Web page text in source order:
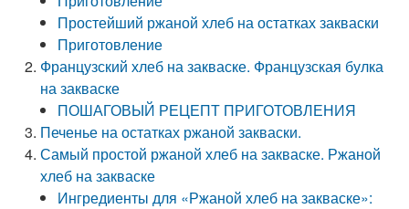
Простейший ржаной хлеб на остатках закваски
Приготовление
Французский хлеб на закваске. Французская булка
на закваске
ПОШАГОВЫЙ РЕЦЕПТ ПРИГОТОВЛЕНИЯ
Печенье на остатках ржаной закваски.
Самый простой ржаной хлеб на закваске. Ржаной
хлеб на закваске
Ингредиенты для «Ржаной хлеб на закваске»: